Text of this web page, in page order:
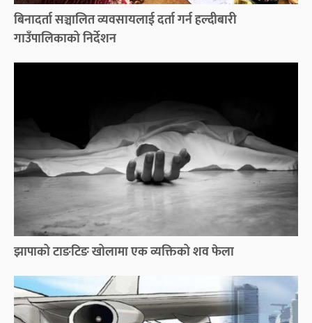
बिनादर्ता सञ्चालित व्यवसायलाई दर्ता गर्न हल्दीबारी
गाउँपालिकाको निर्देशन
झापाको टाङटिङ खोलामा एक व्यक्तिको शव फेला